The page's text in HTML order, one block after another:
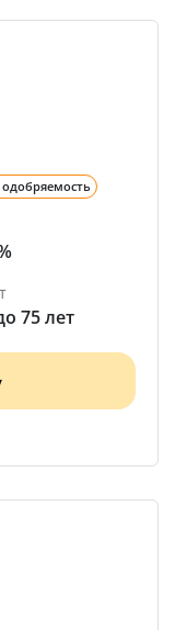
одобряемость
75 лет